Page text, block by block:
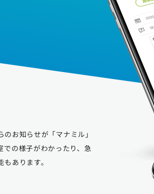
お知らせが「マナミル」
での様子がわかったり、急
あります。